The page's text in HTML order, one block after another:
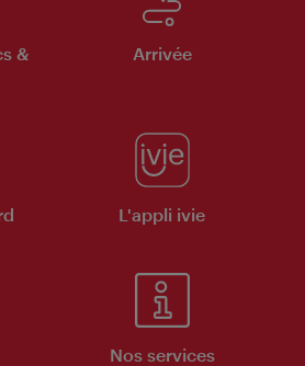
&
Arrivée
L'appli ivie
Nos services